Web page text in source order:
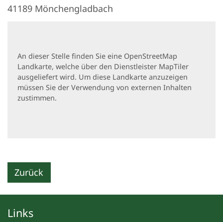
41189 Mönchengladbach
An dieser Stelle finden Sie eine OpenStreetMap
Landkarte, welche über den Dienstleister MapTiler
ausgeliefert wird. Um diese Landkarte anzuzeigen
müssen Sie der Verwendung von externen Inhalten
zustimmen.
Zurück
Links